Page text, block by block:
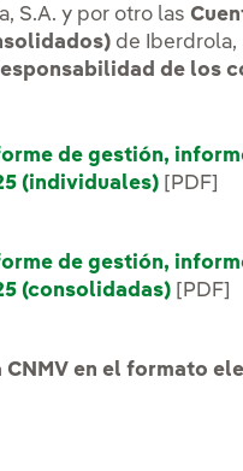
S.A. y por otro las
de Iberdrola,
de los
de gestión,
(individuales) [PDF]
de gestión,
(consolidadas) [PDF]
en el formato